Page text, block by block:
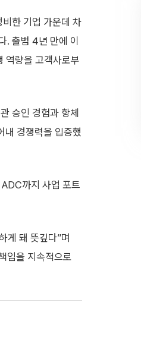
한 기업 가운데 차
. 출범 4년 만에 이
역량을 고객사로부
승인 경험과 항체
내 경쟁력을 입증했
까지 사업 포트
게 돼 뜻깊다”며
임을 지속적으로